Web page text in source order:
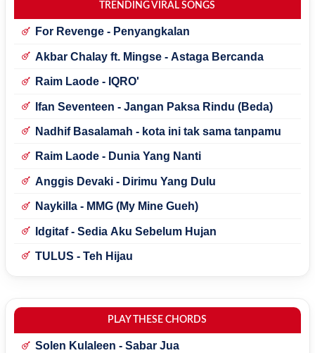
TRENDING VIRAL SONGS
For Revenge - Penyangkalan
Akbar Chalay ft. Mingse - Astaga Bercanda
Raim Laode - IQRO'
Ifan Seventeen - Jangan Paksa Rindu (Beda)
Nadhif Basalamah - kota ini tak sama tanpamu
Raim Laode - Dunia Yang Nanti
Anggis Devaki - Dirimu Yang Dulu
Naykilla - MMG (My Mine Gueh)
Idgitaf - Sedia Aku Sebelum Hujan
TULUS - Teh Hijau
PLAY THESE CHORDS
Solen Kulaleen - Sabar Jua